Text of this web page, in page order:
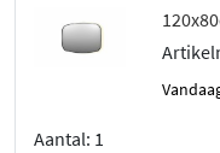
Aantal: 1